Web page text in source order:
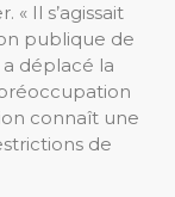
« Il s’agissait
publique de
déplacé la
connaît une
de